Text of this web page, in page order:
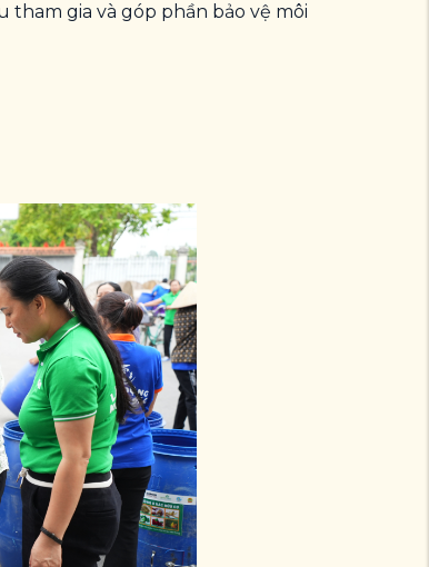
gia và góp phần bảo vệ môi